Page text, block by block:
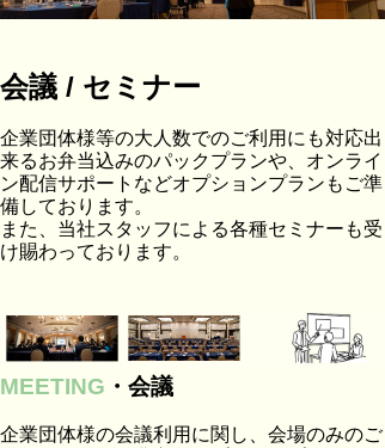
会議 / セミナー
企業団体様等の大人数でのご利用にも対応出
来るお弁当込みのパックプランや、オンライ
ン配信サポートなどオプションプランもご準
備しております。
また、当社スタッフによる各種セミナーも受
け賜わっております。
MEETING ・会議
企業団体様の会議利用に関し、会場のみのご